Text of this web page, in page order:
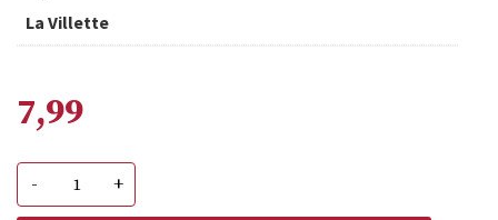
La Villette
7,99
-
Villette
Rose
+